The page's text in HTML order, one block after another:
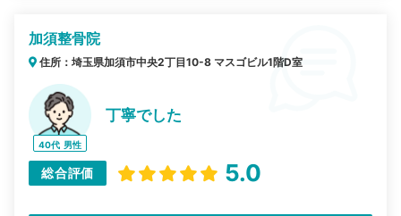
加須整骨院
住所：埼玉県加須市中央2丁目10-8 マスゴビル1階D室
40代 男性
丁寧でした
総合評価 5.0